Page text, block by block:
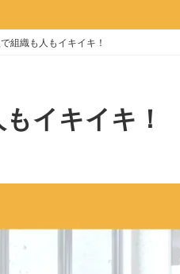
組織も人もイキイキ！
イキイキ！